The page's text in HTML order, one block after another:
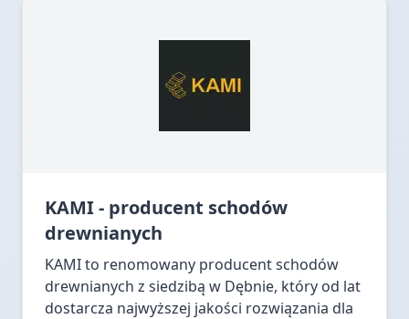
KAMI - producent schodów
drewnianych
KAMI to renomowany producent schodów
drewnianych z siedzibą w Dębnie, który od lat
dostarcza najwyższej jakości rozwiązania dla